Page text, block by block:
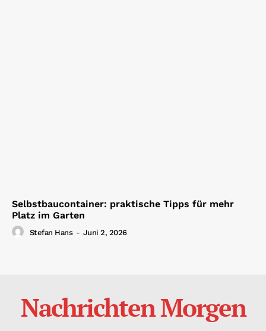
Selbstbaucontainer: praktische Tipps für mehr
Platz im Garten
Stefan Hans - Juni 2, 2026
Nachrichten Morgen